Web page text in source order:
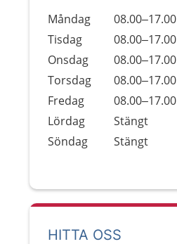
Dag
Öppettider
Kommentarer
Måndag
08.00–17.00
Tisdag
08.00–17.00
Onsdag
08.00–17.00
Torsdag
08.00–17.00
Fredag
08.00–17.00
Lördag
Stängt
Söndag
Stängt
HITTA OSS